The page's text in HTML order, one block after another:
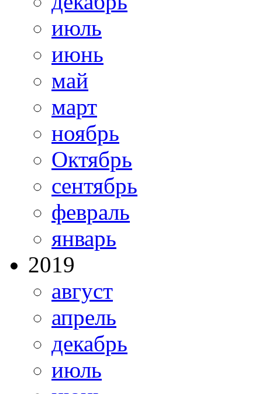
июль
июнь
май
март
ноябрь
Октябрь
сентябрь
февраль
январь
2019
август
апрель
декабрь
июль